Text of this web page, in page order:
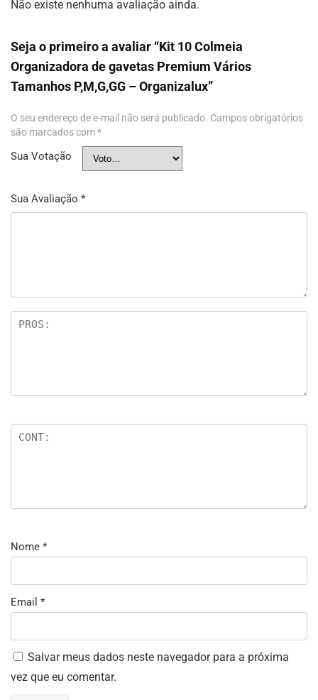
Não existe nenhuma avaliação ainda.
Seja o primeiro a avaliar “Kit 10 Colmeia
Organizadora de gavetas Premium Vários
Tamanhos P,M,G,GG – Organizalux”
O seu endereço de e-mail não será publicado. Campos obrigatórios
são marcados com*
Sua Votação
Sua Avaliação *
Nome *
Email *
Salvar meus dados neste navegador para a próxima
vez que eu comentar.